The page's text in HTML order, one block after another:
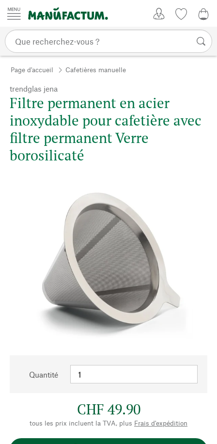
Passer au contenu
Page d'accueil Cafetières manuelle
trendglas jena
Filtre permanent en acier
inoxydable pour cafetière avec
filtre permanent Verre
borosilicaté
Quantité
CHF 49.90
tous les prix incluent la TVA, plus Frais d'expédition